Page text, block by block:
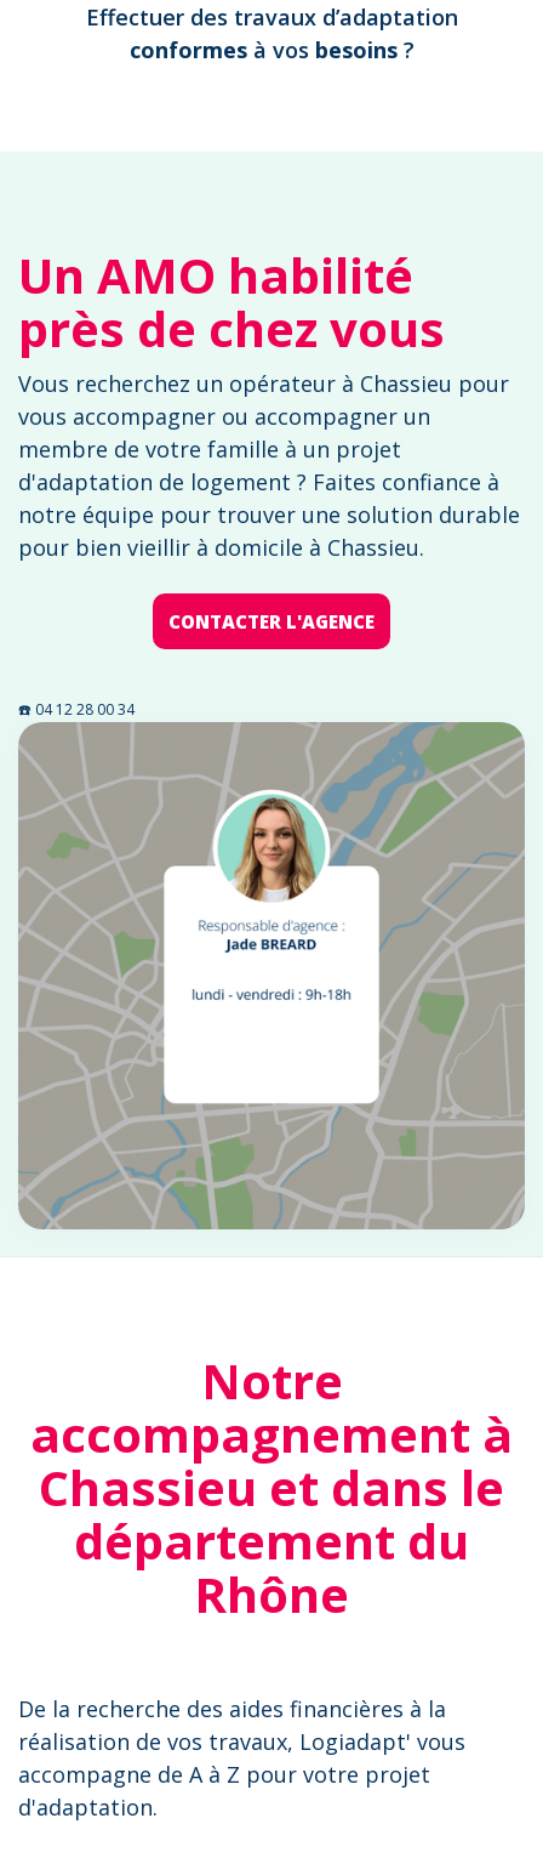
Effectuer des travaux d’adaptation
conformes à vos besoins ?
Un AMO habilité
près de chez vous
Vous recherchez un opérateur à Chassieu pour
vous accompagner ou accompagner un
membre de votre famille à un projet
d'adaptation de logement ? Faites confiance à
notre équipe pour trouver une solution durable
pour bien vieillir à domicile à Chassieu.
CONTACTER L'AGENCE
☎️ 04 12 28 00 34
Notre
accompagnement à
Chassieu et dans le
département du
Rhône
De la recherche des aides financières à la
réalisation de vos travaux, Logiadapt' vous
accompagne de A à Z pour votre projet
d'adaptation.